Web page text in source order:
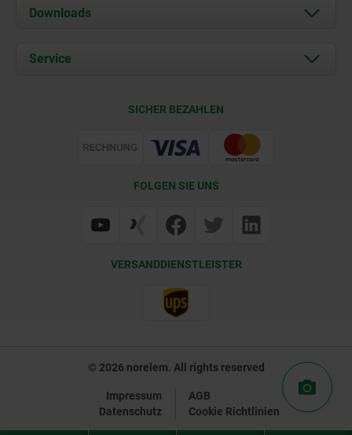
Über uns
Karriere
Downloads
Dokumente
Service
Web Support
SICHER BEZAHLEN
FOLGEN SIE UNS
VERSANDDIENSTLEISTER
© 2026 norelem. All rights reserved
Impressum
AGB
Datenschutz
Cookie Richtlinien